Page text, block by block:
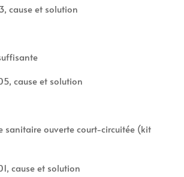
cause et solution
cause et solution
sanitaire ouverte court-circuitée (kit
cause et solution